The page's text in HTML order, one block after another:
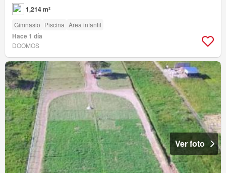
1,214 m²
Gimnasio Piscina Área infantil
Hace 1 día
DOOMOS
Ver foto